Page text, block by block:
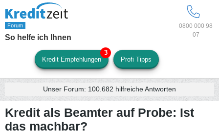
0800 000 98
07
So helfe ich Ihnen
Kredit Empfehlungen Profi Tipps
Unser Forum: 100.682 hilfreiche Antworten
Kredit als Beamter auf Probe: Ist
das machbar?